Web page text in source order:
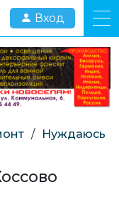
Вход
/
Нуждаюсь